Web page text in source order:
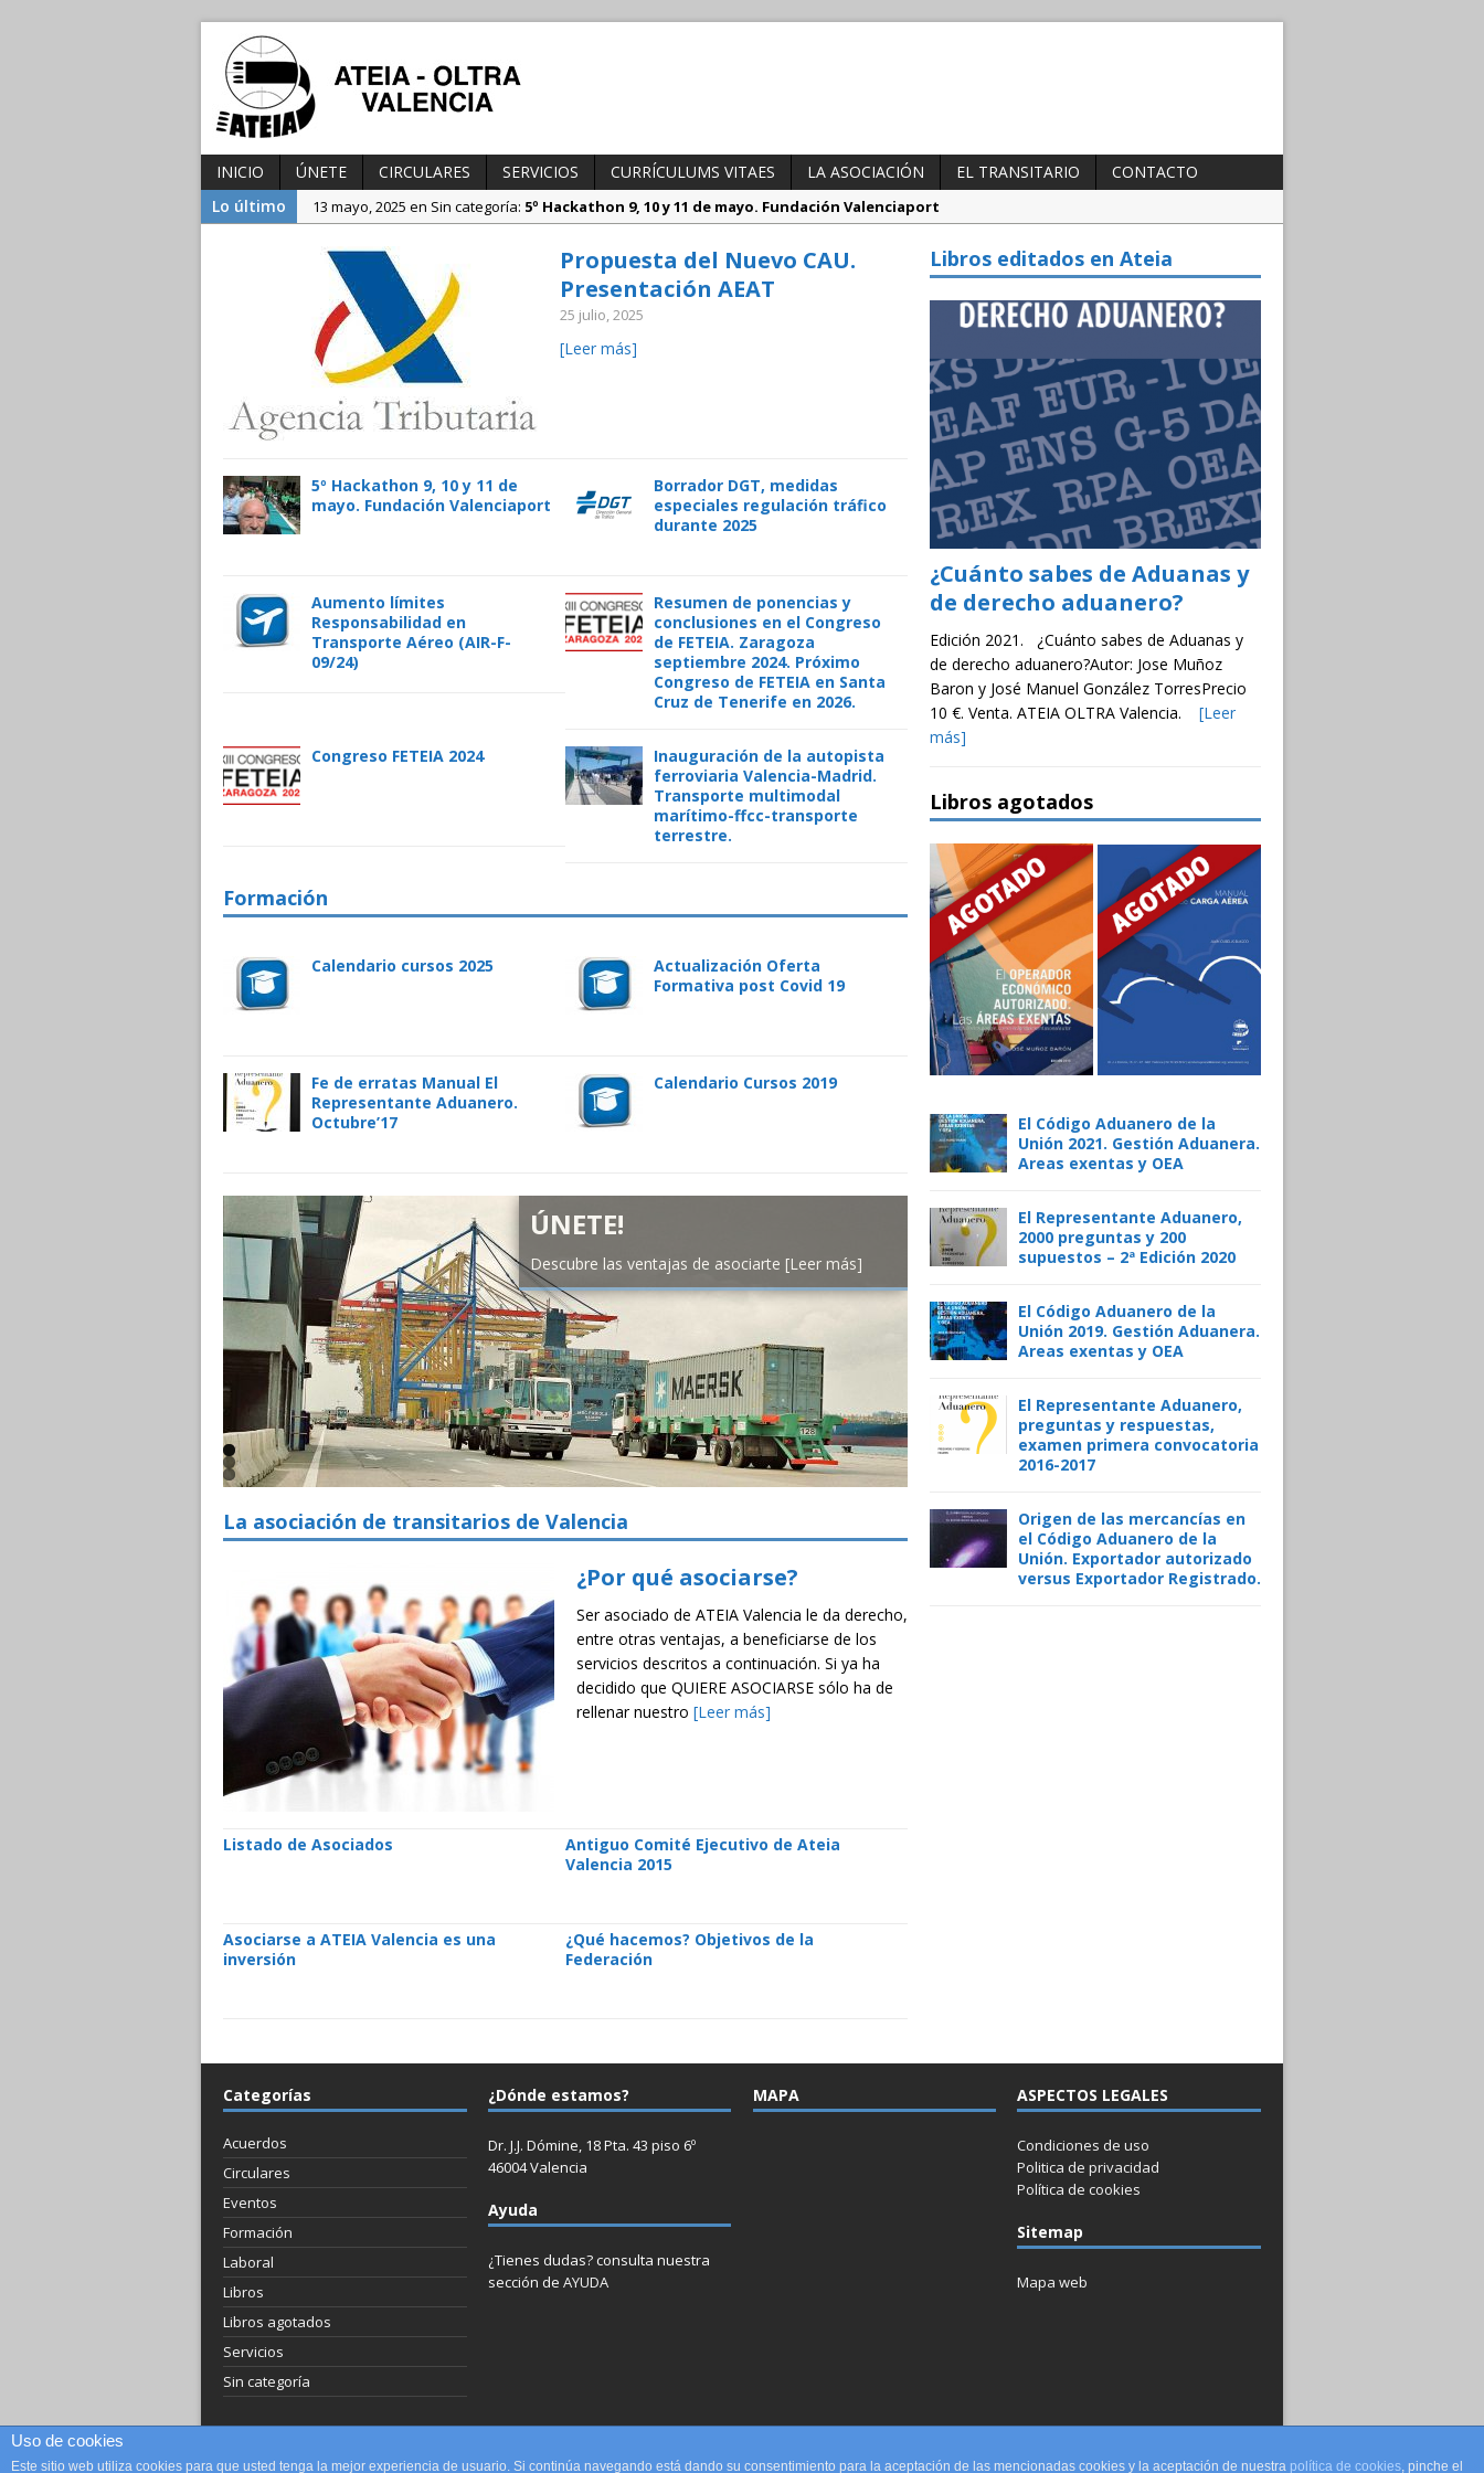
INICIO ÚNETE CIRCULARES SERVICIOS CURRÍCULUMS VITAES LA ASOCIACIÓN EL TRANSITARIO
CONTACTO
Lo último
13 mayo, 2025 en Sin categoría: 5º Hackathon 9, 10 y 11 de mayo. Fundación Valenciaport
25 julio, 2025 en Sin categoría:
Propuesta del Nuevo CAU. Presentación AEAT
Propuesta del Nuevo CAU.
Presentación AEAT
25 julio, 2025
[Leer más]
5º Hackathon 9, 10 y 11 de
mayo. Fundación Valenciaport
Borrador DGT, medidas
especiales regulación tráfico
durante 2025
Aumento límites
Responsabilidad en
Transporte Aéreo (AIR-F-
09/24)
Resumen de ponencias y
conclusiones en el Congreso
de FETEIA. Zaragoza
septiembre 2024. Próximo
Congreso de FETEIA en Santa
Cruz de Tenerife en 2026.
Congreso FETEIA 2024
Inauguración de la autopista
ferroviaria Valencia-Madrid.
Transporte multimodal
marítimo-ffcc-transporte
terrestre.
Formación
Calendario cursos 2025
Actualización Oferta
Formativa post Covid 19
Fe de erratas Manual El
Representante Aduanero.
Octubre’17
Calendario Cursos 2019
ÚNETE!
Descubre las ventajas de asociarte [Leer más]
EN QUÉ TE
Nuestras funciones y nuestros
La asociación de transitarios de Valencia
¿Por qué asociarse?
Ser asociado de ATEIA Valencia le da derecho,
entre otras ventajas, a beneficiarse de los
servicios descritos a continuación. Si ya ha
decidido que QUIERE ASOCIARSE sólo ha de
rellenar nuestro [Leer más]
Listado de Asociados
Antiguo Comité Ejecutivo de Ateia
Valencia 2015
Asociarse a ATEIA Valencia es una
inversión
¿Qué hacemos? Objetivos de la
Federación
Libros editados en Ateia
¿Cuánto sabes de Aduanas y
de derecho aduanero?
Edición 2021. ¿Cuánto sabes de Aduanas y
de derecho aduanero?Autor: Jose Muñoz
Baron y José Manuel González TorresPrecio
10 €. Venta. ATEIA OLTRA Valencia. [Leer
más]
Libros agotados
El Código Aduanero de la
Unión 2021. Gestión Aduanera.
Areas exentas y OEA
El Representante Aduanero,
2000 preguntas y 200
supuestos – 2ª Edición 2020
El Código Aduanero de la
Unión 2019. Gestión Aduanera.
Areas exentas y OEA
El Representante Aduanero,
preguntas y respuestas,
examen primera convocatoria
2016-2017
Origen de las mercancías en
el Código Aduanero de la
Unión. Exportador autorizado
versus Exportador Registrado.
Categorías
Acuerdos
Circulares
Eventos
Formación
Laboral
Libros
Libros agotados
Servicios
Sin categoría
¿Dónde estamos?
Dr. J.J. Dómine, 18 Pta. 43 piso 6º
46004 Valencia
Ayuda
¿Tienes dudas? consulta nuestra
sección de AYUDA
MAPA ASPECTOS LEGALES
Condiciones de uso
Politica de privacidad
Política de cookies
Sitemap
Mapa web
Uso de cookies
Este sitio web utiliza cookies para que usted tenga la mejor experiencia de usuario. Si continúa navegando está dando su consentimiento para la aceptación de las mencionadas cookies y la aceptación de nuestra política de cookies, pinche el